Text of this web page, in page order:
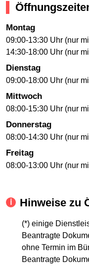
Montag
09:00-13:30 Uhr (nur
14:30-18:00 Uhr (nur
Dienstag
09:00-18:00 Uhr (nur
Mittwoch
08:00-15:30 Uhr (nur
Donnerstag
08:00-14:30 Uhr (nur
Freitag
08:00-13:00 Uhr (nur
Hinweise zu
(*) einige
Beantragte
ohne Termin im
Beantragte